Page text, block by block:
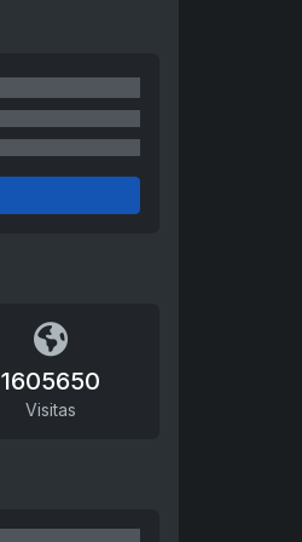
1605650
Visitas